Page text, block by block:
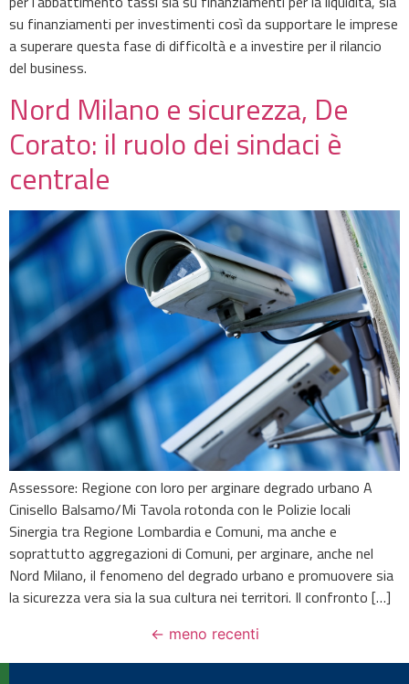
su finanziamenti per investimenti così da supportare le imprese
a superare questa fase di difficoltà e a investire per il rilancio
del business.
Nord Milano e sicurezza, De
Corato: il ruolo dei sindaci è
centrale
Assessore: Regione con loro per arginare degrado urbano A
Cinisello Balsamo/Mi Tavola rotonda con le Polizie locali
Sinergia tra Regione Lombardia e Comuni, ma anche e
soprattutto aggregazioni di Comuni, per arginare, anche nel
Nord Milano, il fenomeno del degrado urbano e promuovere sia
la sicurezza vera sia la sua cultura nei territori. Il confronto […]
← meno recenti